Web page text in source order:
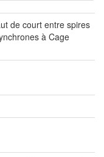
de court entre spires
à Cage